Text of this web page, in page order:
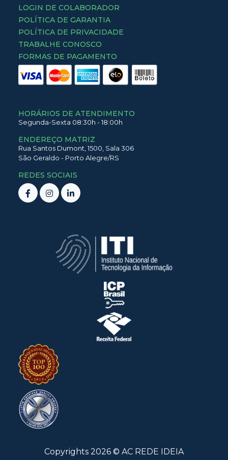
LOGIN DE COLABORADOR
POLÍTICA DE GARANTIA
POLÍTICA DE PRIVACIDADE
TRABALHE CONOSCO
FORMAS DE PAGAMENTO
HORÁRIOS DE ATENDIMENTO
Segunda-Sexta 08:30h - 18:00h
ENDEREÇO MATRIZ
Rua Santos Dumont,1500, Sala 306
São Geraldo - Porto Alegre/RS
REDES SOCIAIS
Copyrights 2026 © AC REDE IDEIA